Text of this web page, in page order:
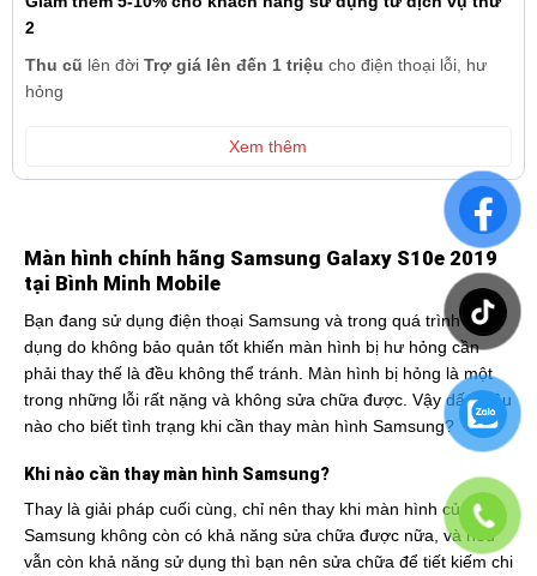
Màn hình chính hãng Samsung Galaxy S10e 2019
tại Bình Minh Mobile
Bạn đang sử dụng điện thoại Samsung và trong quá trình sử
dụng do không bảo quản tốt khiến màn hình bị hư hỏng cần
phải thay thế là đều không thể tránh. Màn hình bị hỏng là một
trong những lỗi rất nặng và không sửa chữa được. Vậy dấu hiệu
nào cho biết tình trạng khi cần thay màn hình Samsung?
Khi nào cần thay màn hình Samsung?
Thay là giải pháp cuối cùng, chỉ nên thay khi màn hình của
Samsung không còn có khả năng sửa chữa được nữa, và nếu
vẫn còn khả năng sử dụng thì bạn nên sửa chữa để tiết kiếm chi
2
Thu cũ lên đờiTrợ giá lên đến 1 triệu cho điện thoại lỗi, hư
hỏng
Xem thêm